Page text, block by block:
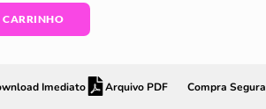
Imediato Arquivo PDF Compra Segura